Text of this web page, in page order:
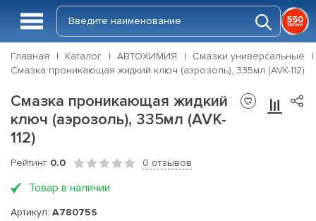
Главная Каталог АВТОХИМИЯ
Смазки универсальные
Смазка проникающая жидкий ключ (аэрозоль), 335мл (AVK-112)
Смазка проникающая жидкий
ключ (аэрозоль), 335мл (AVK-
112)
Рейтинг 0.0 0 отзывов
Товар в наличии
Артикул: A78075S